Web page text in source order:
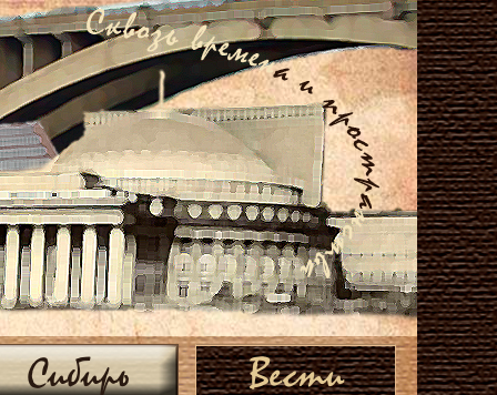
Сибирь Вести